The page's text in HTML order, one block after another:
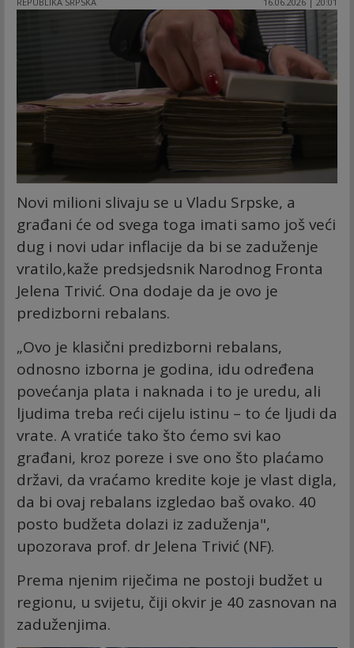
Novi milioni slivaju se u Vladu Srpske, a
građani će od svega toga imati samo još veći
dug i novi udar inflacije da bi se zaduženje
vratilo,kaže predsjedsnik Narodnog Fronta
Jelena Trivić. Ona dodaje da je ovo je
predizborni rebalans.
„Ovo je klasični predizborni rebalans,
odnosno izborna je godina, idu određena
povećanja plata i naknada i to je uredu, ali
ljudima treba reći cijelu istinu – to će ljudi da
vrate. A vratiće tako što ćemo svi kao
građani, kroz poreze i sve ono što plaćamo
državi, da vraćamo kredite koje je vlast digla,
da bi ovaj rebalans izgledao baš ovako. 40
posto budžeta dolazi iz zaduženja",
upozorava prof. dr Jelena Trivić (NF).
Prema njenim riječima ne postoji budžet u
regionu, u svijetu, čiji okvir je 40 zasnovan na
zaduženjima.